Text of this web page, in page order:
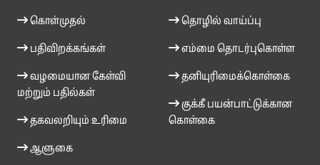
கொள்முதல்
பதிவிறக்கங்கள்
வழமையான கேள்வி
மற்றும் பதில்கள்
தகவலறியும் உரிமை
ஆளுகை
தொழில் வாய்ப்பு
எம்மை தொடர்புகொள்ள
தனியுரிமைக்கொள்கை
குக்கீ பயன்பாட்டுக்கான
கொள்கை